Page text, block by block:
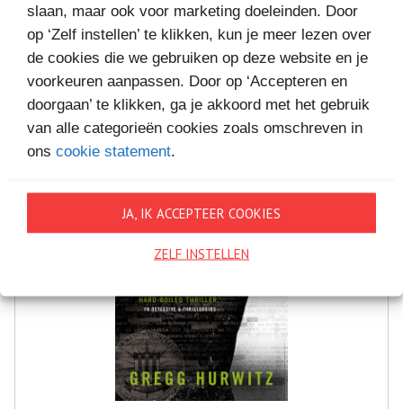
slaan, maar ook voor marketing doeleinden. Door
op ‘Zelf instellen’ te klikken, kun je meer lezen over
de cookies die we gebruiken op deze website en je
voorkeuren aanpassen. Door op ‘Accepteren en
doorgaan’ te klikken, ga je akkoord met het gebruik
van alle categorieën cookies zoals omschreven in
ons cookie statement.
JA, IK ACCEPTEER COOKIES
ZELF INSTELLEN
MEER BOEKEN VAN
VAKANTIELEZEN